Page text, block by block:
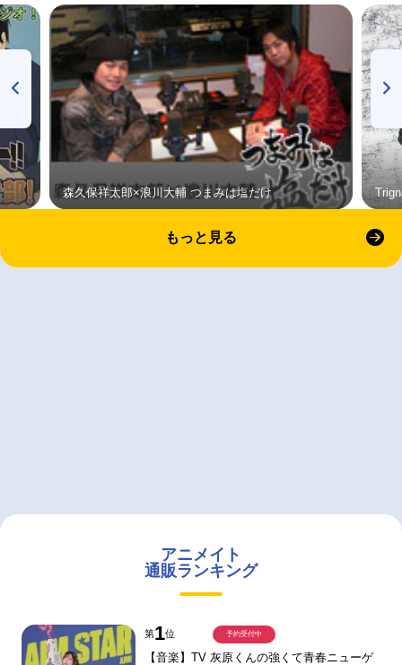
森久保祥太郎×浪川大輔 つまみは塩だけ
もっと見る
アニメイト
通販ランキング
第1位
【音楽】TV 灰原くんの強くて青春ニューゲ
予約受付中